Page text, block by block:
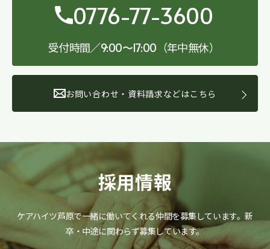
0776-77-3600
受付時間／9:00〜17:00 （年中無休）
お問い合わせ・資料請求などはこちら
採用情報
ケアハイツ芦原で一緒に働いてくれる仲間を募集しています。新
卒・中途に関わらず募集しています。